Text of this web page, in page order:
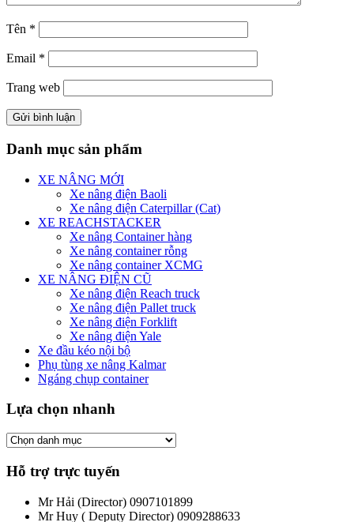
Tên *
Email *
Trang web
Danh mục sản phẩm
XE NÂNG MỚI
Xe nâng điện Baoli
Xe nâng điện Caterpillar (Cat)
XE REACHSTACKER
Xe nâng Container hàng
Xe nâng container rỗng
Xe nâng container XCMG
XE NÂNG ĐIỆN CŨ
Xe nâng điện Reach truck
Xe nâng điện Pallet truck
Xe nâng điện Forklift
Xe nâng điện Yale
Xe đầu kéo nội bộ
Phụ tùng xe nâng Kalmar
Ngáng chụp container
Lựa chọn nhanh
Hỗ trợ trực tuyến
Mr Hải (Director) 0907101899
Mr Huy ( Deputy Director) 0909288633